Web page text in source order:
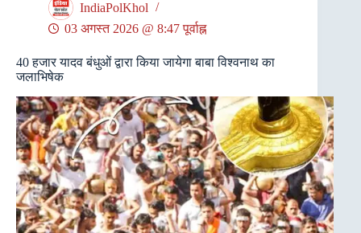
IndiaPolKhol
03 अगस्त 2026 @ 8:47 पूर्वाह्न
40 हजार यादव बंधुओं द्वारा किया जायेगा बाबा विश्वनाथ का
जलाभिषेक